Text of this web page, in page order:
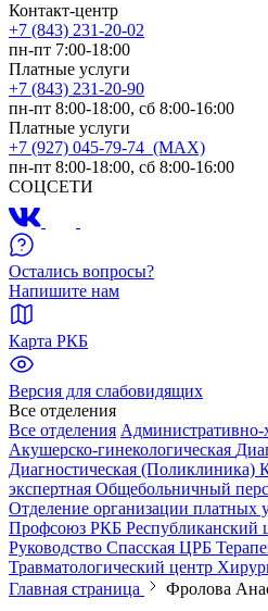
Контакт-центр
+7 (843) 231-20-02
пн-пт 7:00-18:00
Платные услуги
+7 (843) 231-20-90
пн-пт 8:00-18:00, сб 8:00-16:00
Платные услуги
+7 (927) 045-79-74 (MAX)
пн-пт 8:00-18:00, сб 8:00-16:00
СОЦСЕТИ
Остались вопросы?
Напишите нам
Карта РКБ
Версия для слабовидящих
Все отделения
Все отделения Административно-
Акушерско-гинекологическая
Диагностическая (Поликлиника)
экспертная Общебольничный
Отделение организации платных
Профсоюз РКБ Республиканский
Руководство Спасская ЦРБ
Травматологический центр
Главная страница
Фролова